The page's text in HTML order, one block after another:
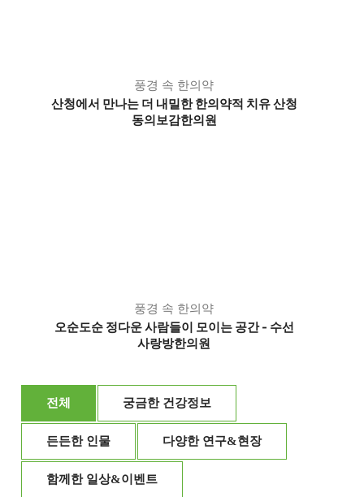
풍경 속 한의약
산청에서 만나는 더 내밀한 한의약적 치유 산청
동의보감한의원
풍경 속 한의약
오순도순 정다운 사람들이 모이는 공간 - 수선
사랑방한의원
전체 궁금한 건강정보
든든한 인물 다양한 연구&현장
함께한 일상&이벤트